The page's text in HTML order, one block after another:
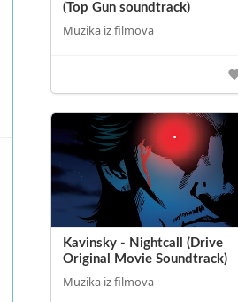
(Top Gun soundtrack)
Muzika iz filmova
Kavinsky - Nightcall (Drive
Original Movie Soundtrack)
Muzika iz filmova